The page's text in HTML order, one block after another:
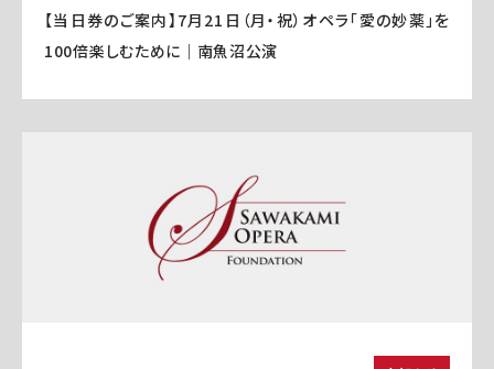
【当日券のご案内】7月21日（月・祝）オペラ「愛の妙薬」を
100倍楽しむために｜南魚沼公演